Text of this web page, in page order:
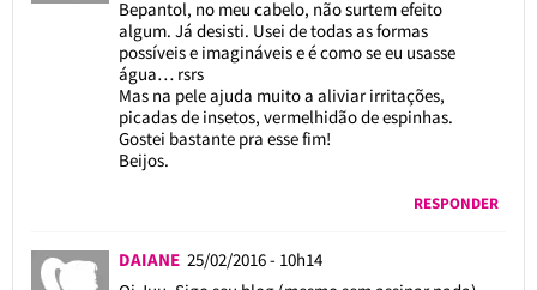
Bepantol, no meu cabelo, não surtem efeito
algum. Já desisti. Usei de todas as formas
possíveis e imagináveis e é como se eu usasse
água… rsrs
Mas na pele ajuda muito a aliviar irritações,
picadas de insetos, vermelhidão de espinhas.
Gostei bastante pra esse fim!
Beijos.
RESPONDER
DAIANE 25/02/2016 - 10h14